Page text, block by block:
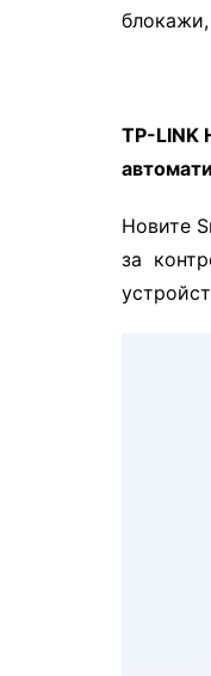
TP-LINK
Новите
за